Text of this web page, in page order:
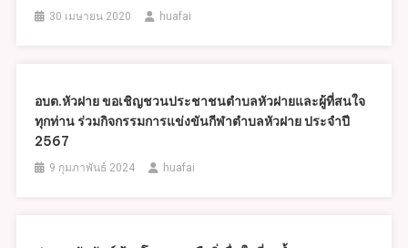
30 เมษายน 2020 huafai
อบต.หัวฝาย ขอเชิญชวนประชาชนตำบลหัวฝายและผู้ที่สนใจ
ทุกท่าน ร่วมกิจกรรมการแข่งขันกีฬาตำบลหัวฝาย ประจำปี
2567
9 กุมภาพันธ์ 2024 huafai